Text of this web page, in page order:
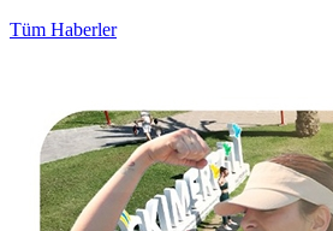
Tüm Haberler